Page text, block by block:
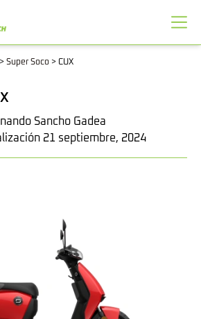
> Super Soco > CUX
Sancho Gadea
21 septiembre, 2024